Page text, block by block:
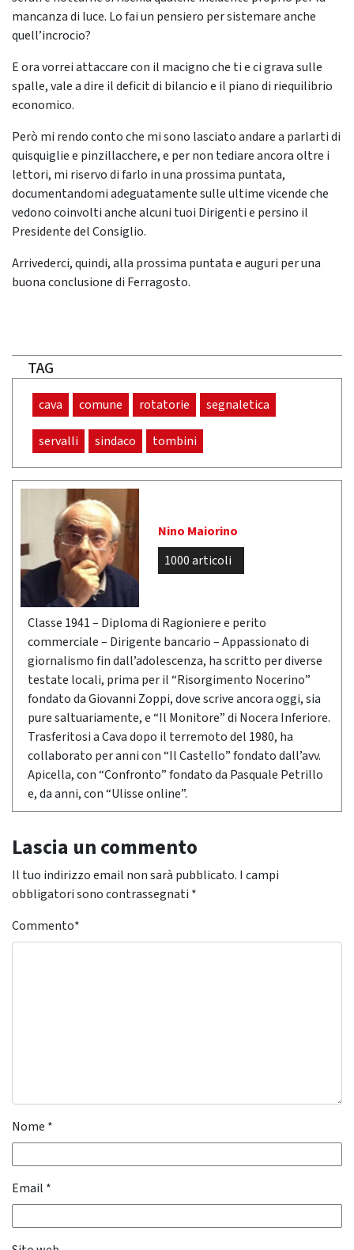
mancanza di luce. Lo fai un pensiero per sistemare anche
quell’incrocio?
E ora vorrei attaccare con il macigno che ti e ci grava sulle
spalle, vale a dire il deficit di bilancio e il piano di riequilibrio
economico.
Però mi rendo conto che mi sono lasciato andare a parlarti di
quisquiglie e pinzillacchere, e per non tediare ancora oltre i
lettori, mi riservo di farlo in una prossima puntata,
documentandomi adeguatamente sulle ultime vicende che
vedono coinvolti anche alcuni tuoi Dirigenti e persino il
Presidente del Consiglio.
Arrivederci, quindi, alla prossima puntata e auguri per una
buona conclusione di Ferragosto.
TAG
cava comune rotatorie segnaletica
servalli sindaco tombini
Nino Maiorino
1000 articoli
Classe 1941 – Diploma di Ragioniere e perito
commerciale – Dirigente bancario – Appassionato di
giornalismo fin dall’adolescenza, ha scritto per diverse
testate locali, prima per il “Risorgimento Nocerino”
fondato da Giovanni Zoppi, dove scrive ancora oggi, sia
pure saltuariamente, e “Il Monitore” di Nocera Inferiore.
Trasferitosi a Cava dopo il terremoto del 1980, ha
collaborato per anni con “Il Castello” fondato dall’avv.
Apicella, con “Confronto” fondato da Pasquale Petrillo
e, da anni, con “Ulisse online”.
Lascia un commento
Il tuo indirizzo email non sarà pubblicato. I campi
obbligatori sono contrassegnati *
Commento*
Nome *
Email *